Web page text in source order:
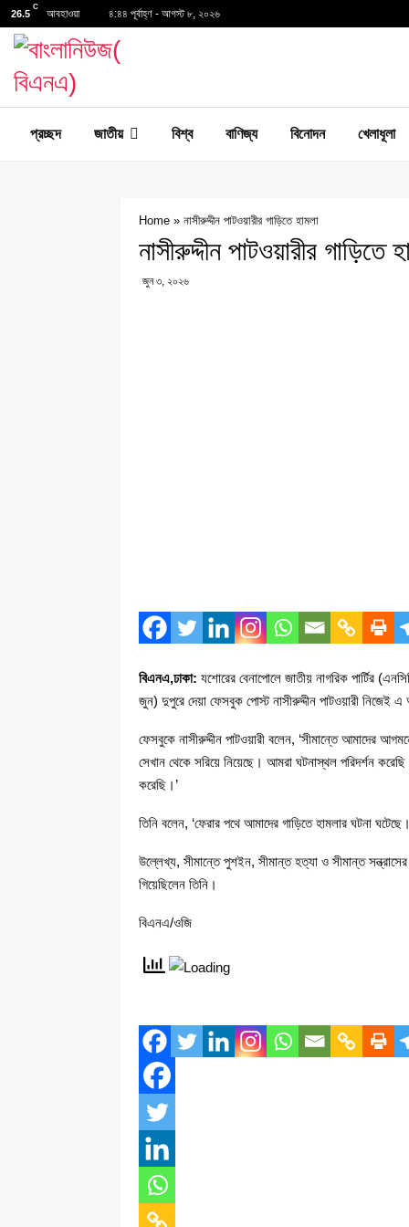
26.5
C
আবহাওয়া ৪:৪৪ পূর্বাহ্ণ - আগস্ট ৮, ২০২৬
প্রচ্ছদ জাতীয় বিশ্ব বাণিজ্য বিনোদন খেলাধূলা
Home » নাসীরুদ্দীন পাটওয়ারীর গাড়িতে হামলা
নাসীরুদ্দীন পাটওয়ারীর গাড়িতে
জুন ৩, ২০২৬
বিএনএ,ঢাকা: যশোরের বেনাপোলে জাতীয় নাগরিক পার্টির
জুন) দুপুরে দেয়া ফেসবুক পোস্ট নাসীরুদ্দীন পাটওয়ারী
ফেসবুকে নাসীরুদ্দীন পাটওয়ারী বলেন, ‘সীমান্তে আমাদের
সেখান থেকে সরিয়ে নিয়েছে। আমরা ঘটনাস্থল পরিদর্শন
করেছি।’
তিনি বলেন, ‘ফেরার পথে আমাদের গাড়িতে হামলার ঘটনা
উল্লেখ্য, সীমান্তে পুশইন, সীমান্ত হত্যা ও সীমান্ত
গিয়েছিলেন তিনি।
বিএনএ/ওজি